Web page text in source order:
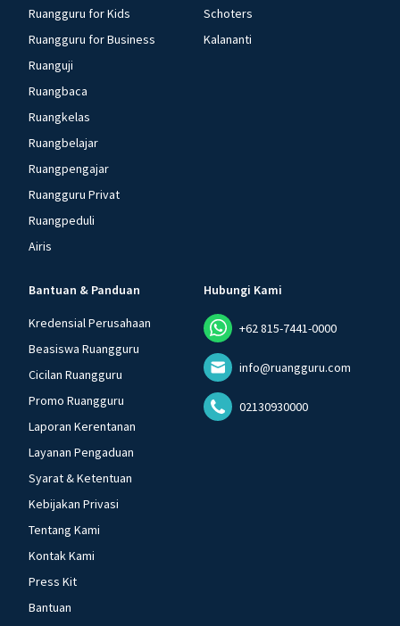
Ruangguru for Kids
Ruangguru for Business
Ruanguji
Ruangbaca
Ruangkelas
Ruangbelajar
Ruangpengajar
Ruangguru Privat
Ruangpeduli
Airis
Schoters
Kalananti
Bantuan & Panduan
Kredensial Perusahaan
Beasiswa Ruangguru
Cicilan Ruangguru
Promo Ruangguru
Laporan Kerentanan
Layanan Pengaduan
Syarat & Ketentuan
Kebijakan Privasi
Tentang Kami
Kontak Kami
Press Kit
Bantuan
Hubungi Kami
+62 815-7441-0000
info@ruangguru.com
02130930000